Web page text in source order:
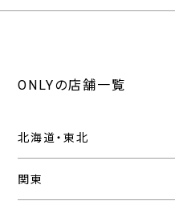
ONLYの店舗一覧
北海道・東北
関東